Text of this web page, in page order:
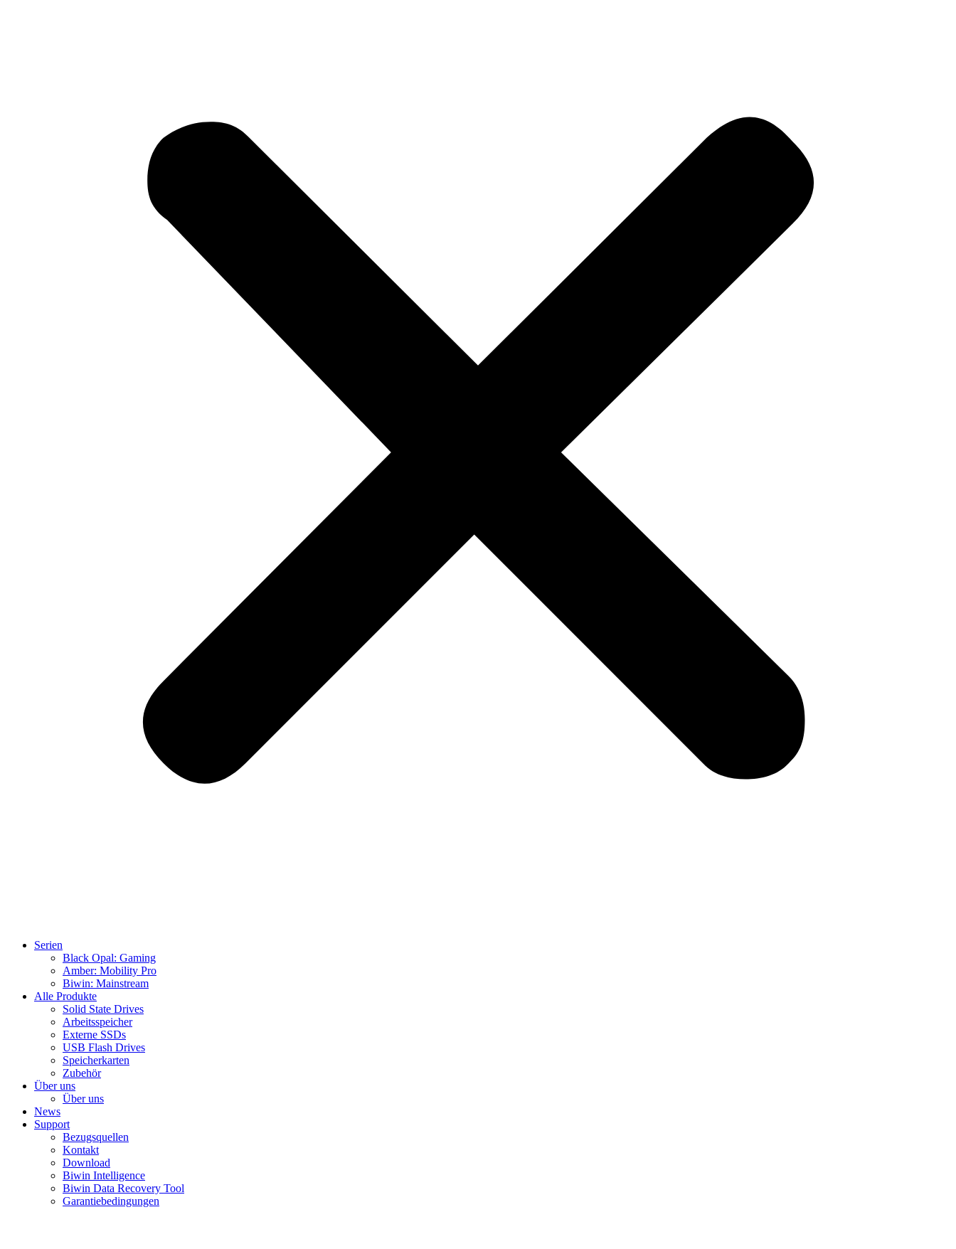
Serien
Black Opal: Gaming
Amber: Mobility Pro
Biwin: Mainstream
Alle Produkte
Solid State Drives
Arbeitsspeicher
Externe SSDs
USB Flash Drives
Speicherkarten
Zubehör
Über uns
Über uns
News
Support
Bezugsquellen
Kontakt
Download
Biwin Intelligence
Biwin Data Recovery Tool
Garantiebedingungen